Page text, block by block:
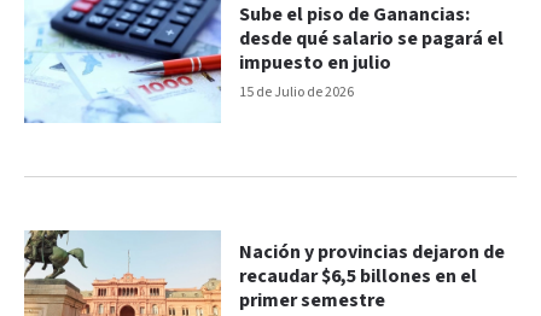
15 de Julio de 2026
Sube el piso de Ganancias:
desde qué salario se pagará el
impuesto en julio
Nación y provincias dejaron de
recaudar $6,5 billones en el
primer semestre